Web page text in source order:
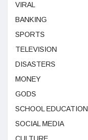
VIRAL
BANKING
SPORTS
TELEVISION
DISASTERS
MONEY
GODS
SCHOOL EDUCATION
SOCIAL MEDIA